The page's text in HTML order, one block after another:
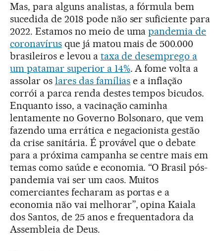
Mas, para alguns analistas, a fórmula bem
sucedida de 2018 pode não ser suficiente para
2022. Estamos no meio de umapandemia de
coronavírusque já matou mais de 500.000
brasileiros e levou a taxa de desemprego a
um patamar superior a 14%. A fome volta a
assolar os lares das famílias e a inflação
corrói a parca renda destes tempos bicudos.
Enquanto isso, a vacinação caminha
lentamente no Governo Bolsonaro, que vem
fazendo uma errática e negacionista gestão
da crise sanitária. É provável que o debate
para a próxima campanha se centre mais em
temas como saúde e economia. “O Brasil pós-
pandemia vai ser um caos. Muitos
comerciantes fecharam as portas e a
economia não vai melhorar”, opina Kaiala
dos Santos, de 25 anos e frequentadora da
Assembleia de Deus.